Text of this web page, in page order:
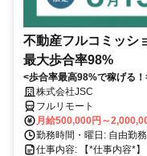
不動産フルコミッシ
最大歩合率98%
<歩合率最高98%で稼げる
集！1件単位で対応可能！
株式会社JSC
フルリモート
月給500,000円～
勤務時間・曜日: 自由勤
仕事内容: 【*仕事内容*